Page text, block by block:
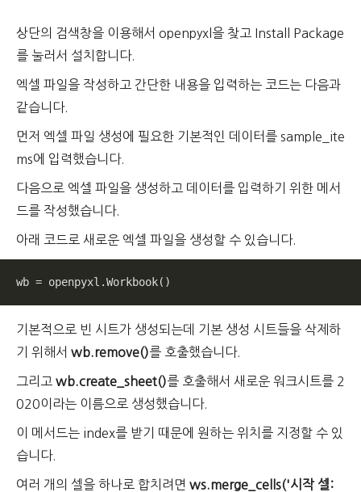
상단의 검색창을 이용해서 openpyxl을 찾고 Install Package
를 눌러서 설치합니다.
엑셀 파일을 작성하고 간단한 내용을 입력하는 코드는 다음과
같습니다.
먼저 엑셀 파일 생성에 필요한 기본적인 데이터를 sample_ite
ms에 입력했습니다.
다음으로 엑셀 파일을 생성하고 데이터를 입력하기 위한 메서
드를 작성했습니다.
아래 코드로 새로운 엑셀 파일을 생성할 수 있습니다.
wb = openpyxl.Workbook()
기본적으로 빈 시트가 생성되는데 기본 생성 시트들을 삭제하
기 위해서 wb.remove()를 호출했습니다.
그리고 wb.create_sheet()를 호출해서 새로운 워크시트를 2
020이라는 이름으로 생성했습니다.
이 메서드는 index를 받기 때문에 원하는 위치를 지정할 수 있
습니다.
여러 개의 셀을 하나로 합치려면 ws.merge_cells('시작 셀: